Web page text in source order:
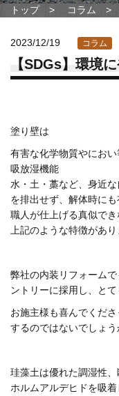
トップ コラム
2023/12/19 コラム
【SDGs】環境
塗り壁は
有害な化学物質やにお
吸放湿機能
水・土・藁など、身近
を排出せず、解体時に
職人が仕上げる真似で
上記のような特徴があり
弊社の内装リフォーム
ントリーに採用し、と
お施主様も喜んでくだ
するのではないでしょう
珪藻土は優れた調湿性
ホルムアルデヒドを吸